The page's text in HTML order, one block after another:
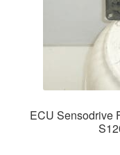
ECU Sensodrive